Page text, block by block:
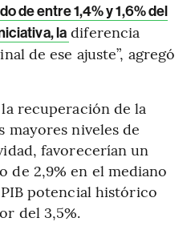
de entre 1,4% y 1,6% del
la diferencia
de ese ajuste”, agregó
recuperación de la
mayores niveles de
favorecerían un
2,9% en el mediano
potencial histórico
del 3,5%.